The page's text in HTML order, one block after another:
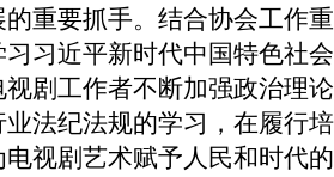
重要抓手。结合协会工作
习近平新时代中国特色社
剧工作者不断加强政治理
法纪法规的学习，在履行
视剧艺术赋予人民和时代